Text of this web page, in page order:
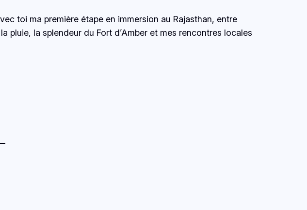
toi ma première étape en immersion au Rajasthan, entre
pluie, la splendeur du Fort d’Amber et mes rencontres locales